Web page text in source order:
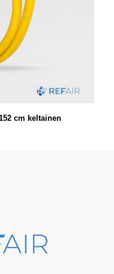
cm keltainen